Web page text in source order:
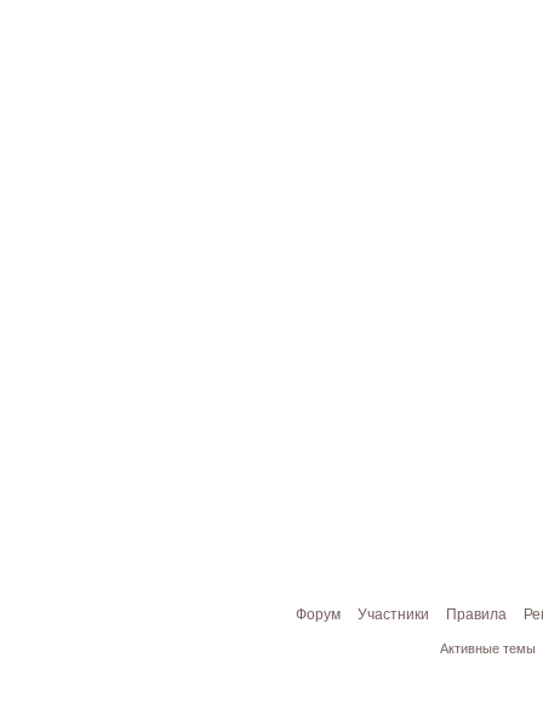
Форум Участники Правила
Активные темы